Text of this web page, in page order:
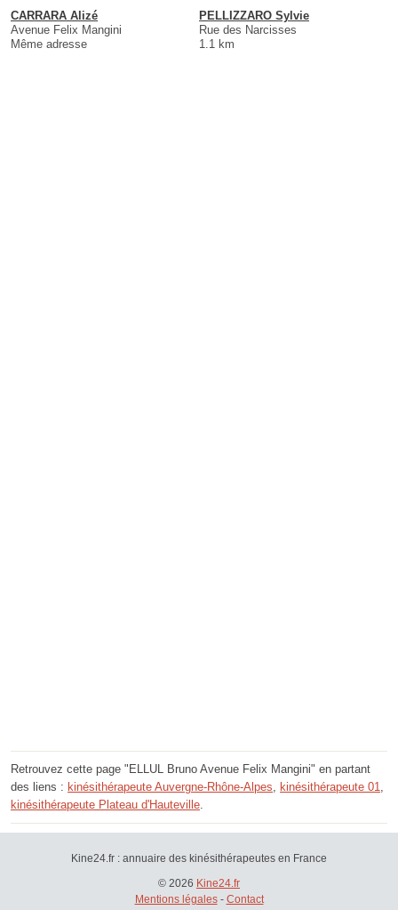
CARRARA Alizé
Avenue Felix Mangini
Même adresse
PELLIZZARO Sylvie
Rue des Narcisses
1.1 km
Retrouvez cette page "ELLUL Bruno Avenue Felix Mangini" en partant
des liens : kinésithérapeute Auvergne-Rhône-Alpes kinésithérapeute 01
kinésithérapeute Plateau d'Hauteville
Kine24.fr : annuaire des kinésithérapeutes en France
© 2026 Kine24.fr
Mentions légales- Contact